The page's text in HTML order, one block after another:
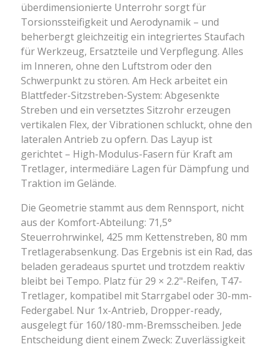
überdimensionierte Unterrohr sorgt für
Torsionssteifigkeit und Aerodynamik – und
beherbergt gleichzeitig ein integriertes Staufach
für Werkzeug, Ersatzteile und Verpflegung. Alles
im Inneren, ohne den Luftstrom oder den
Schwerpunkt zu stören. Am Heck arbeitet ein
Blattfeder-Sitzstreben-System: Abgesenkte
Streben und ein versetztes Sitzrohr erzeugen
vertikalen Flex, der Vibrationen schluckt, ohne den
lateralen Antrieb zu opfern. Das Layup ist
gerichtet – High-Modulus-Fasern für Kraft am
Tretlager, intermediäre Lagen für Dämpfung und
Traktion im Gelände.
Die Geometrie stammt aus dem Rennsport, nicht
aus der Komfort-Abteilung: 71,5°
Steuerrohrwinkel, 425 mm Kettenstreben, 80 mm
Tretlagerabsenkung. Das Ergebnis ist ein Rad, das
beladen geradeaus spurtet und trotzdem reaktiv
bleibt bei Tempo. Platz für 29 × 2.2"-Reifen, T47-
Tretlager, kompatibel mit Starrgabel oder 30-mm-
Federgabel. Nur 1x-Antrieb, Dropper-ready,
ausgelegt für 160/180-mm-Bremsscheiben. Jede
Entscheidung dient einem Zweck: Zuverlässigkeit